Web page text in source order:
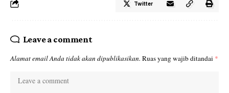
Twitter
Leave a comment
Alamat email Anda tidak akan dipublikasikan. Ruas yang wajib ditandai *